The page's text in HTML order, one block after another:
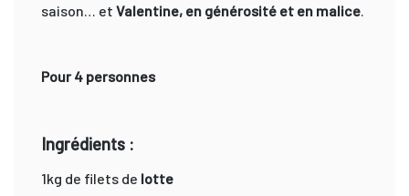
saison… et Valentine, en générosité et en malice
Pour 4 personnes
Ingrédients :
1kg de filets de lotte